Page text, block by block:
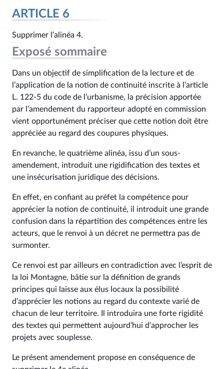
ARTICLE 6
Supprimer l’alinéa 4.
Exposé sommaire
Dans un objectif de simplification de la lecture et de
l’application de la notion de continuité inscrite à l’article
L. 122-5 du code de l’urbanisme, la précision apportée
par l’amendement du rapporteur adopté en commission
vient opportunément préciser que cette notion doit être
appréciée au regard des coupures physiques.
En revanche, le quatrième alinéa, issu d’un sous-
amendement, introduit une rigidification des textes et
une insécurisation juridique des décisions.
En effet, en confiant au préfet la compétence pour
apprécier la notion de continuité, il introduit une grande
confusion dans la répartition des compétences entre les
acteurs, que le renvoi à un décret ne permettra pas de
surmonter.
Ce renvoi est par ailleurs en contradiction avec l’esprit de
la loi Montagne, bâtie sur la définition de grands
principes qui laisse aux élus locaux la possibilité
d’apprécier les notions au regard du contexte varié de
chacun de leur territoire. Il introduira une forte rigidité
des textes qui permettent aujourd’hui d’approcher les
projets avec souplesse.
Le présent amendement propose en conséquence de